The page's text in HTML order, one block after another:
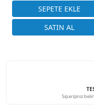
Siparişiniz